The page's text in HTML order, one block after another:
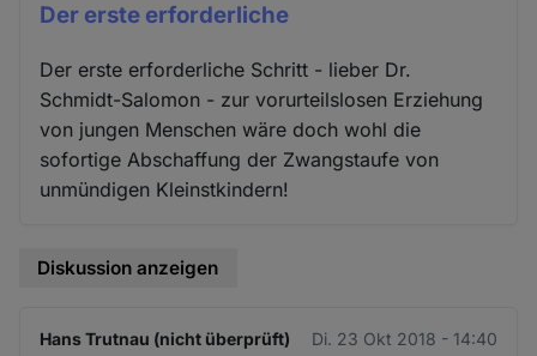
Der erste erforderliche
Der erste erforderliche Schritt - lieber Dr.
Schmidt-Salomon - zur vorurteilslosen Erziehung
von jungen Menschen wäre doch wohl die
sofortige Abschaffung der Zwangstaufe von
unmündigen Kleinstkindern!
Diskussion anzeigen
Hans Trutnau (nicht überprüft) Di. 23 Okt 2018 - 14:40